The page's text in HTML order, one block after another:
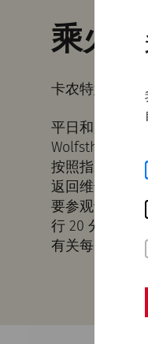
乘火车
卡农特姆与维
平日和周末每
Wolfsthal 方向
按照指示牌前
返回维也纳的
要参观卡农特
行 20 分钟即可
有关每日班次